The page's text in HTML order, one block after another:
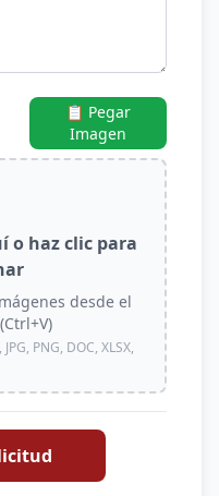
📋 Pegar
Imagen
o haz clic para
desde el
PNG, DOC, XLSX,